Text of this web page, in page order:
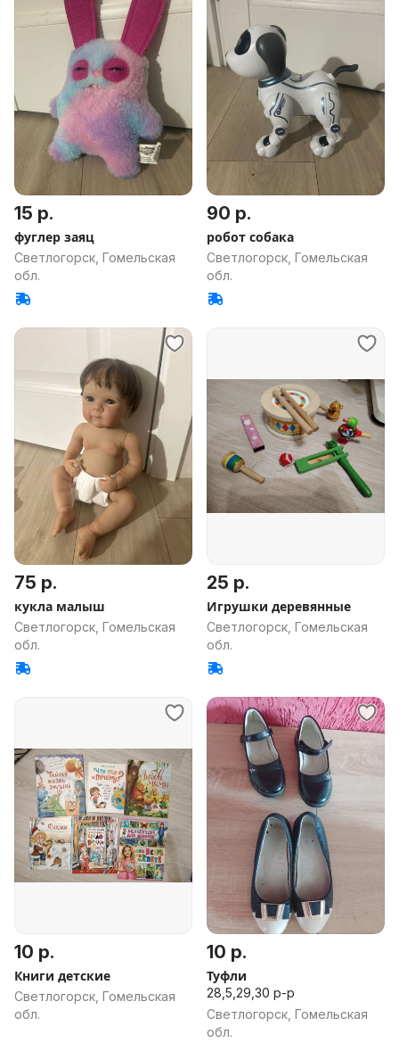
15 р.
фуглер заяц
Светлогорск, Гомельская
обл.
90 р.
робот собака
Светлогорск, Гомельская
обл.
75 р.
кукла малыш
Светлогорск, Гомельская
обл.
25 р.
Игрушки деревянные
Светлогорск, Гомельская
обл.
10 р.
Книги детские
Светлогорск, Гомельская
обл.
10 р.
Туфли
28,5,29,30 р-р
Светлогорск, Гомельская
обл.